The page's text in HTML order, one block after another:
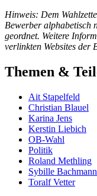
Hinweis: Dem
Bewerber alphabetisch
geordnet. Weitere
verlinkten Websites der
Themen &
Ait Stapelfeld
Christian Blauel
Karina Jens
Kerstin Liebich
OB-Wahl
Politik
Roland Methling
Sybille Bachmann
Toralf Vetter